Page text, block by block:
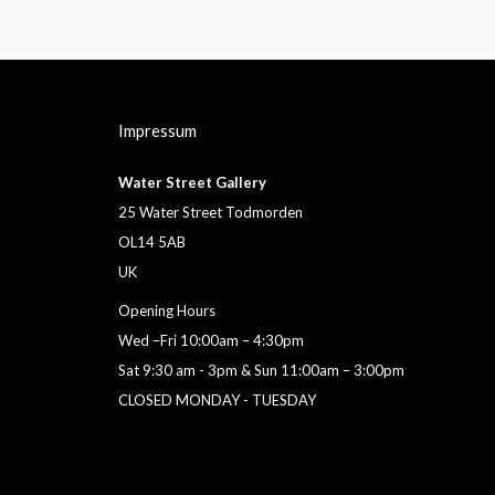
Impressum
Water Street Gallery
25 Water Street Todmorden
OL14 5AB
UK
Opening Hours
Wed –Fri 10:00am – 4:30pm
Sat 9:30 am - 3pm & Sun 11:00am – 3:00pm
CLOSED MONDAY - TUESDAY